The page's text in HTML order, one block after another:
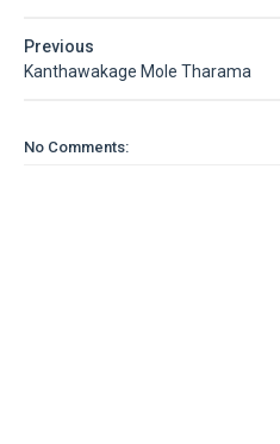
Previous
Kanthawakage Mole Tharama
No Comments: